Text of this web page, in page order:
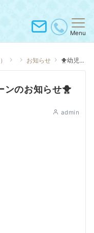
Menu
お知らせ 🐥幼児クラス入会キャンペーンのお知らせ🐥
ンのお知らせ🐥
admin